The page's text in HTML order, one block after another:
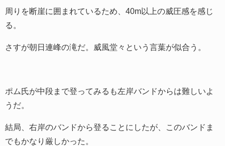
周りを断崖に囲まれているため、40m以上の威圧感を感じ
る。
さすが朝日連峰の滝だ。威風堂々という言葉が似合う。
ポム氏が中段まで登ってみるも左岸バンドからは難しいよ
うだ。
結局、右岸のバンドから登ることにしたが、このバンドま
でもかなり厳しかった。